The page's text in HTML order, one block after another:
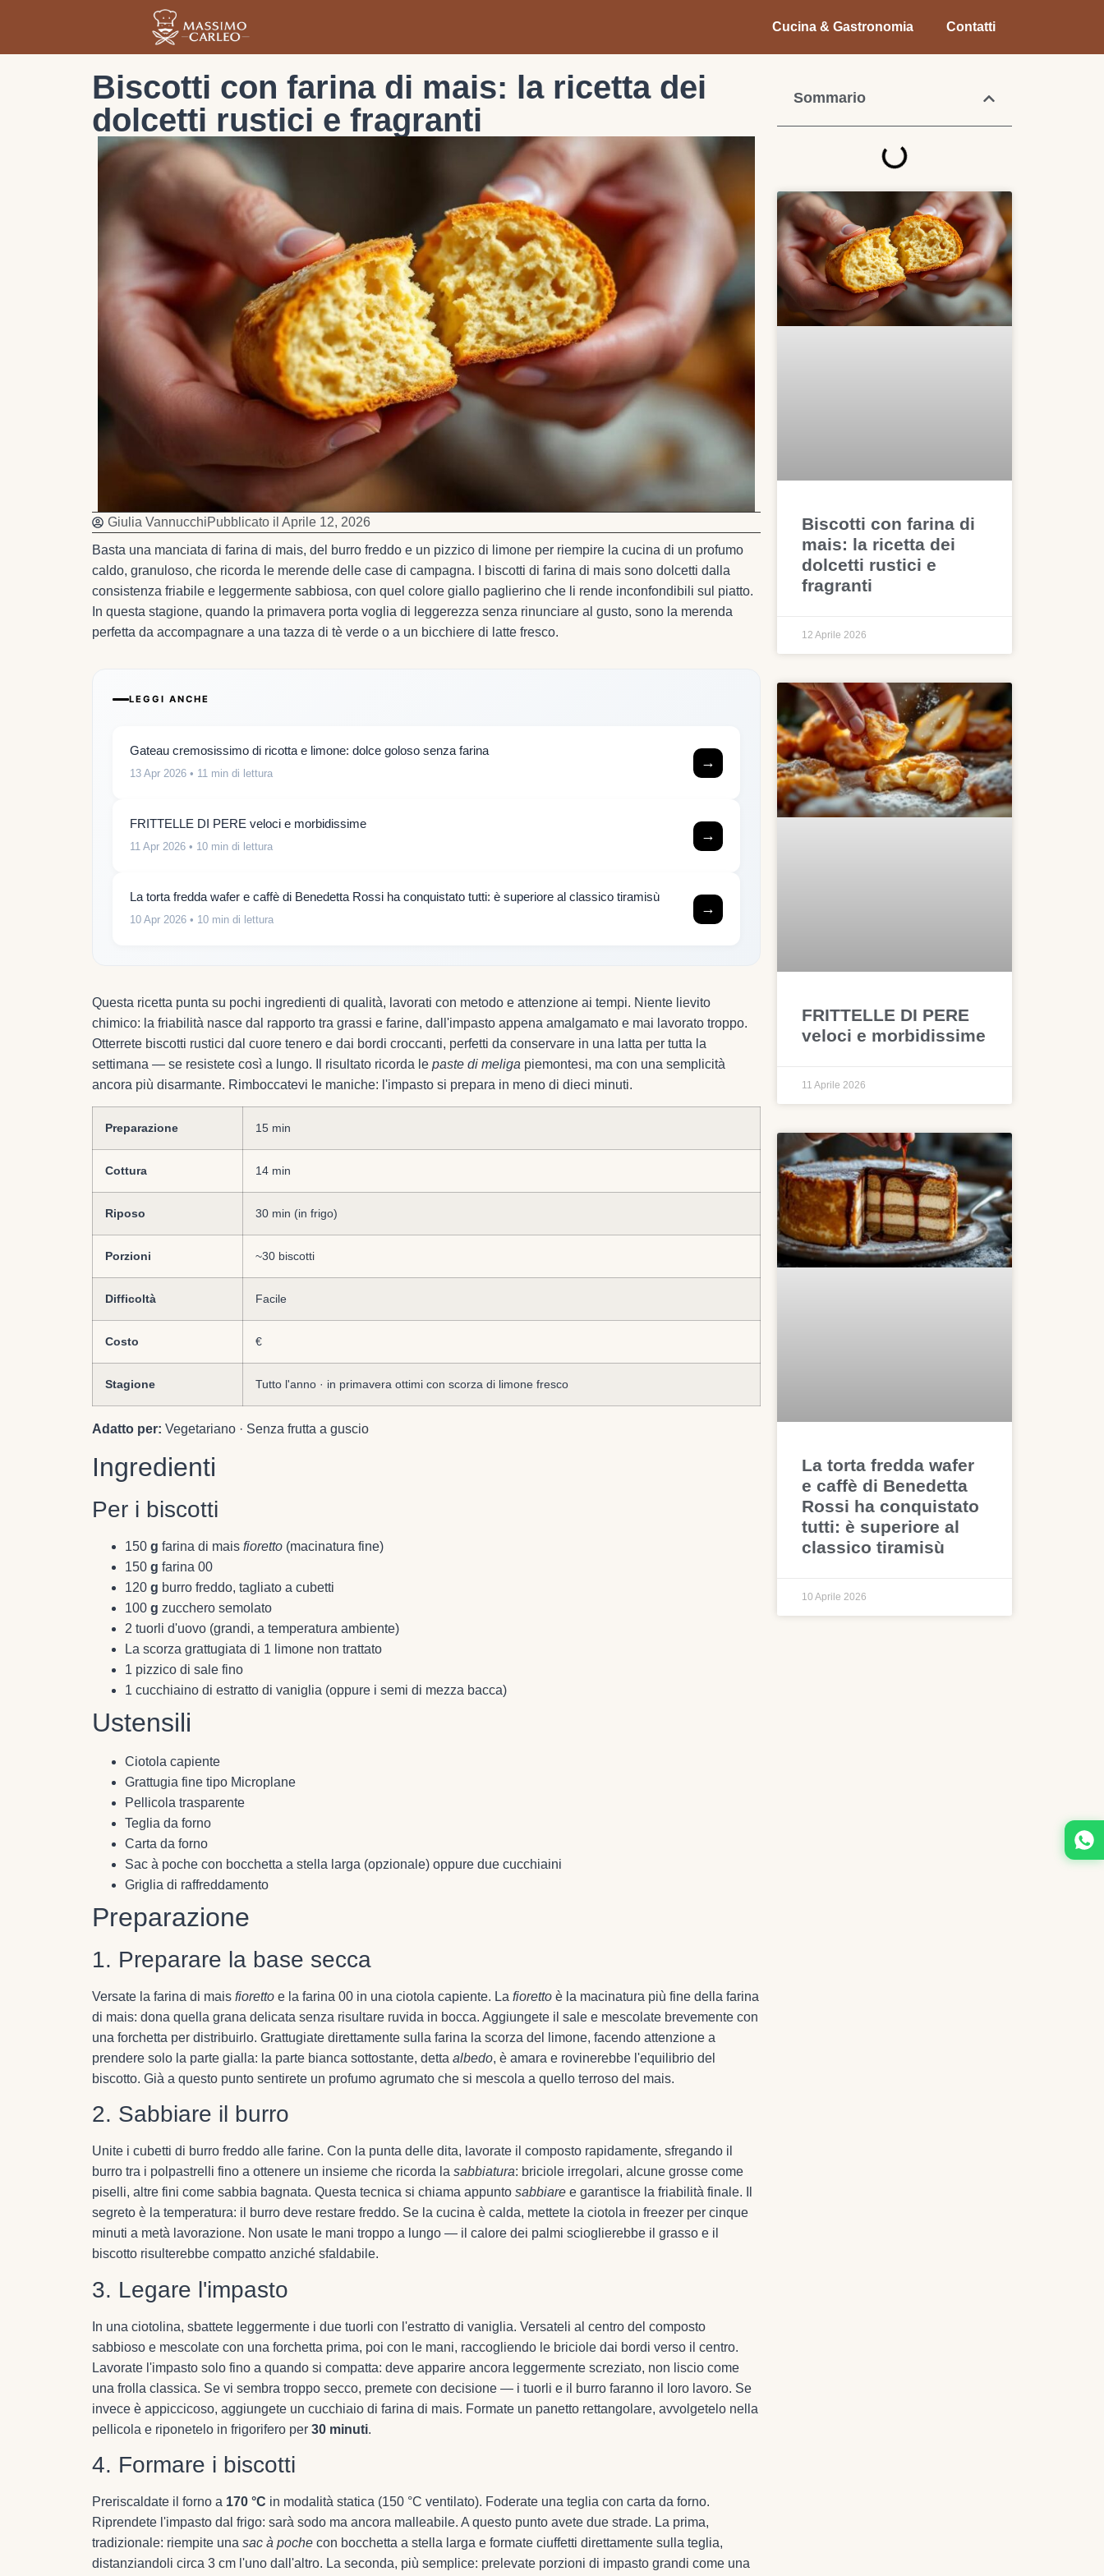
Cucina & Gastronomia Contatti
Sommario
Biscotti con farina di
mais: la ricetta dei
dolcetti rustici e
fragranti
12 Aprile 2026
FRITTELLE DI PERE
veloci e morbidissime
11 Aprile 2026
La torta fredda wafer
e caffè di Benedetta
Rossi ha conquistato
tutti: è superiore al
classico tiramisù
10 Aprile 2026
Biscotti con farina di mais: la ricetta dei
dolcetti rustici e fragranti
Giulia VannucchiPubblicato il Aprile 12, 2026
Basta una manciata di farina di mais, del burro freddo e un pizzico di limone per riempire la cucina di un profumo
caldo, granuloso, che ricorda le merende delle case di campagna. I biscotti di farina di mais sono dolcetti dalla
consistenza friabile e leggermente sabbiosa, con quel colore giallo paglierino che li rende inconfondibili sul piatto.
In questa stagione, quando la primavera porta voglia di leggerezza senza rinunciare al gusto, sono la merenda
perfetta da accompagnare a una tazza di tè verde o a un bicchiere di latte fresco.
LEGGI ANCHE
Gateau cremosissimo di ricotta e limone: dolce goloso senza farina
13 Apr 2026 • 11 min di lettura
→
FRITTELLE DI PERE veloci e morbidissime
11 Apr 2026 • 10 min di lettura
→
La torta fredda wafer e caffè di Benedetta Rossi ha conquistato tutti: è superiore al classico tiramisù
10 Apr 2026 • 10 min di lettura
→
Questa ricetta punta su pochi ingredienti di qualità, lavorati con metodo e attenzione ai tempi. Niente lievito
chimico: la friabilità nasce dal rapporto tra grassi e farine, dall'impasto appena amalgamato e mai lavorato troppo.
Otterrete biscotti rustici dal cuore tenero e dai bordi croccanti, perfetti da conservare in una latta per tutta la
settimana — se resistete così a lungo. Il risultato ricorda le paste di meliga piemontesi, ma con una semplicità
ancora più disarmante. Rimboccatevi le maniche: l'impasto si prepara in meno di dieci minuti.
Preparazione 15 min
Cottura 14 min
Riposo 30 min (in frigo)
Porzioni ~30 biscotti
Difficoltà Facile
Costo €
Stagione Tutto l'anno · in primavera ottimi con scorza di limone fresco
Adatto per: Vegetariano · Senza frutta a guscio
Ingredienti
Per i biscotti
150 g farina di mais fioretto (macinatura fine)
150 g farina 00
120 g burro freddo, tagliato a cubetti
100 g zucchero semolato
2 tuorli d'uovo (grandi, a temperatura ambiente)
La scorza grattugiata di 1 limone non trattato
1 pizzico di sale fino
1 cucchiaino di estratto di vaniglia (oppure i semi di mezza bacca)
Ustensili
Ciotola capiente
Grattugia fine tipo Microplane
Pellicola trasparente
Teglia da forno
Carta da forno
Sac à poche con bocchetta a stella larga (opzionale) oppure due cucchiaini
Griglia di raffreddamento
Preparazione
1. Preparare la base secca
Versate la farina di mais fioretto e la farina 00 in una ciotola capiente. La fioretto è la macinatura più fine della farina
di mais: dona quella grana delicata senza risultare ruvida in bocca. Aggiungete il sale e mescolate brevemente con
una forchetta per distribuirlo. Grattugiate direttamente sulla farina la scorza del limone, facendo attenzione a
prendere solo la parte gialla: la parte bianca sottostante, detta albedo, è amara e rovinerebbe l'equilibrio del
biscotto. Già a questo punto sentirete un profumo agrumato che si mescola a quello terroso del mais.
2. Sabbiare il burro
Unite i cubetti di burro freddo alle farine. Con la punta delle dita, lavorate il composto rapidamente, sfregando il
burro tra i polpastrelli fino a ottenere un insieme che ricorda la sabbiatura: briciole irregolari, alcune grosse come
piselli, altre fini come sabbia bagnata. Questa tecnica si chiama appunto sabbiare e garantisce la friabilità finale. Il
segreto è la temperatura: il burro deve restare freddo. Se la cucina è calda, mettete la ciotola in freezer per cinque
minuti a metà lavorazione. Non usate le mani troppo a lungo — il calore dei palmi scioglierebbe il grasso e il
biscotto risulterebbe compatto anziché sfaldabile.
3. Legare l'impasto
In una ciotolina, sbattete leggermente i due tuorli con l'estratto di vaniglia. Versateli al centro del composto
sabbioso e mescolate con una forchetta prima, poi con le mani, raccogliendo le briciole dai bordi verso il centro.
Lavorate l'impasto solo fino a quando si compatta: deve apparire ancora leggermente screziato, non liscio come
una frolla classica. Se vi sembra troppo secco, premete con decisione — i tuorli e il burro faranno il loro lavoro. Se
invece è appiccicoso, aggiungete un cucchiaio di farina di mais. Formate un panetto rettangolare, avvolgetelo nella
pellicola e riponetelo in frigorifero per 30 minuti.
4. Formare i biscotti
Preriscaldate il forno a 170 °C in modalità statica (150 °C ventilato). Foderate una teglia con carta da forno.
Riprendete l'impasto dal frigo: sarà sodo ma ancora malleabile. A questo punto avete due strade. La prima,
tradizionale: riempite una sac à poche con bocchetta a stella larga e formate ciuffetti direttamente sulla teglia,
distanziandoli circa 3 cm l'uno dall'altro. La seconda, più semplice: prelevate porzioni di impasto grandi come una